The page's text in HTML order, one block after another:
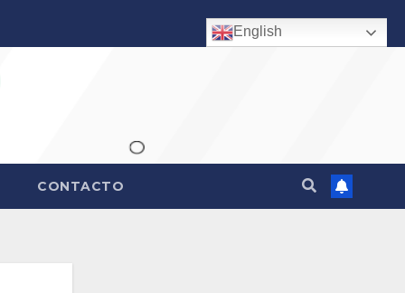
CONTACTO
English